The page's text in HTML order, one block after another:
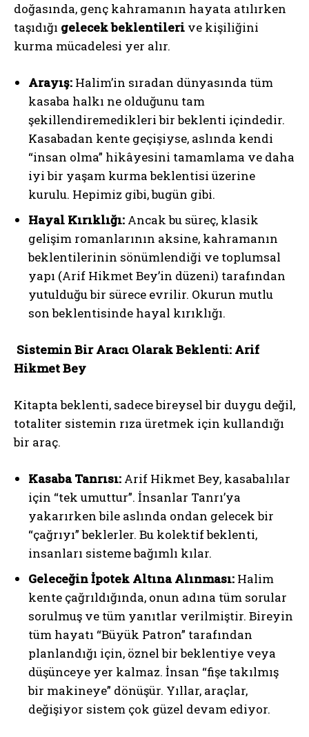
doğasında, genç kahramanın hayata atılırken
taşıdığı gelecek beklentileri ve kişiliğini
kurma mücadelesi yer alır.
Arayış: Halim’in sıradan dünyasında tüm
kasaba halkı ne olduğunu tam
şekillendiremedikleri bir beklenti içindedir.
Kasabadan kente geçişiyse, aslında kendi
“insan olma” hikâyesini tamamlama ve daha
iyi bir yaşam kurma beklentisi üzerine
kurulu. Hepimiz gibi, bugün gibi.
Hayal Kırıklığı: Ancak bu süreç, klasik
gelişim romanlarının aksine, kahramanın
beklentilerinin sönümlendiği ve toplumsal
yapı (Arif Hikmet Bey’in düzeni) tarafından
yutulduğu bir sürece evrilir. Okurun mutlu
son beklentisinde hayal kırıklığı.
Sistemin Bir Aracı Olarak Beklenti: Arif
Hikmet Bey
Kitapta beklenti, sadece bireysel bir duygu değil,
totaliter sistemin rıza üretmek için kullandığı
bir araç.
Kasaba Tanrısı: Arif Hikmet Bey, kasabalılar
için “tek umuttur”. İnsanlar Tanrı’ya
yakarırken bile aslında ondan gelecek bir
“çağrıyı” beklerler. Bu kolektif beklenti,
insanları sisteme bağımlı kılar.
Geleceğin İpotek Altına Alınması: Halim
kente çağrıldığında, onun adına tüm sorular
sorulmuş ve tüm yanıtlar verilmiştir. Bireyin
tüm hayatı “Büyük Patron” tarafından
planlandığı için, öznel bir beklentiye veya
düşünceye yer kalmaz. İnsan “fişe takılmış
bir makineye” dönüşür. Yıllar, araçlar,
değişiyor sistem çok güzel devam ediyor.